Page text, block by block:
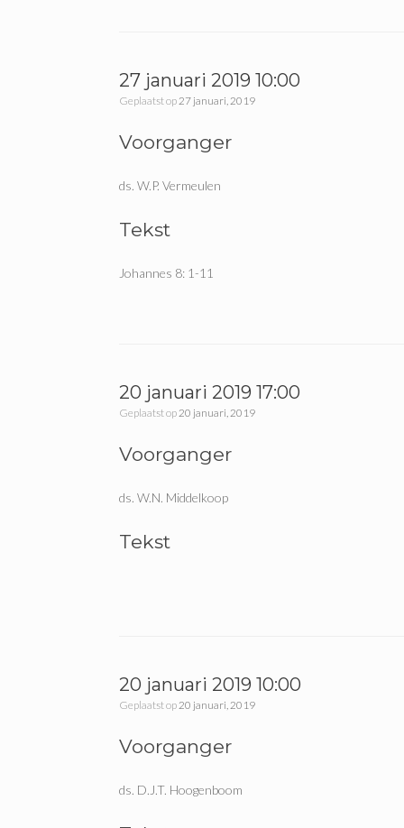
27 januari 2019 10:00
Geplaatst op27 januari, 2019
Voorganger
ds. W.P. Vermeulen
Tekst
Johannes 8: 1-11
20 januari 2019 17:00
Geplaatst op20 januari, 2019
Voorganger
ds. W.N. Middelkoop
Tekst
20 januari 2019 10:00
Geplaatst op20 januari, 2019
Voorganger
ds. D.J.T. Hoogenboom